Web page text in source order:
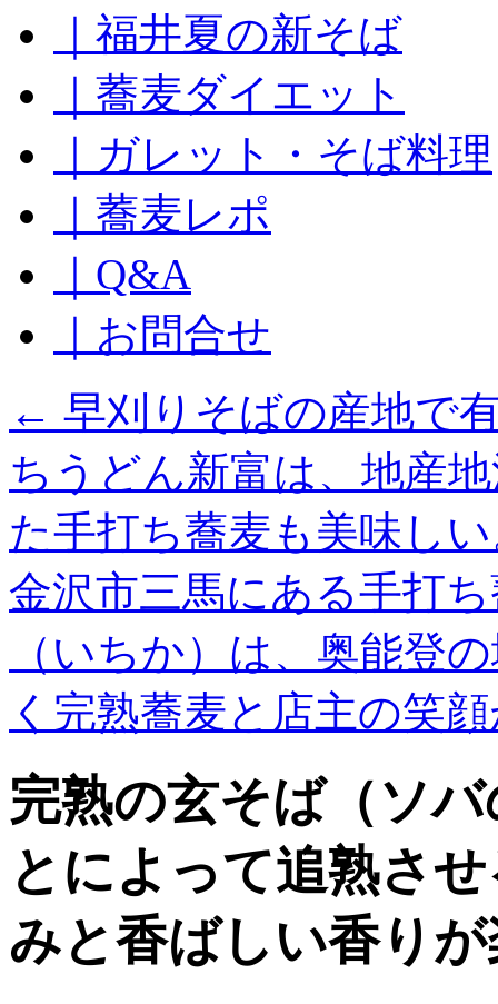
プ
｜福井夏の新そば
｜蕎麦ダイエット
｜ガレット・そば料理
｜蕎麦レポ
｜Q&A
｜お問合せ
← 早刈りそばの産地で
ちうどん新富は、地産
た手打ち蕎麦も美味し
金沢市三馬にある手打
（いちか）は、奥能登
く完熟蕎麦と店主の笑
完熟の玄そば（ソ
とによって追熟さ
みと香ばしい香り